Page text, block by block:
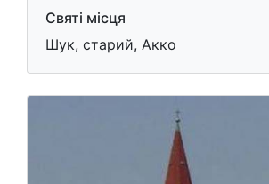
Святі місця
Шук, старий, Акко